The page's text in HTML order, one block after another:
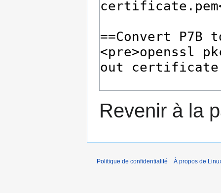
Revenir à la
Politique de confidentialité À propos de